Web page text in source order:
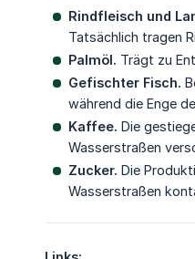
Rindfleisch und
Tatsächlich tragen
Palmöl. Trägt zu
Gefischter Fisch.
während die Enge
Kaffee. Die
Wasserstraßen
Zucker. Die
Wasserstraßen